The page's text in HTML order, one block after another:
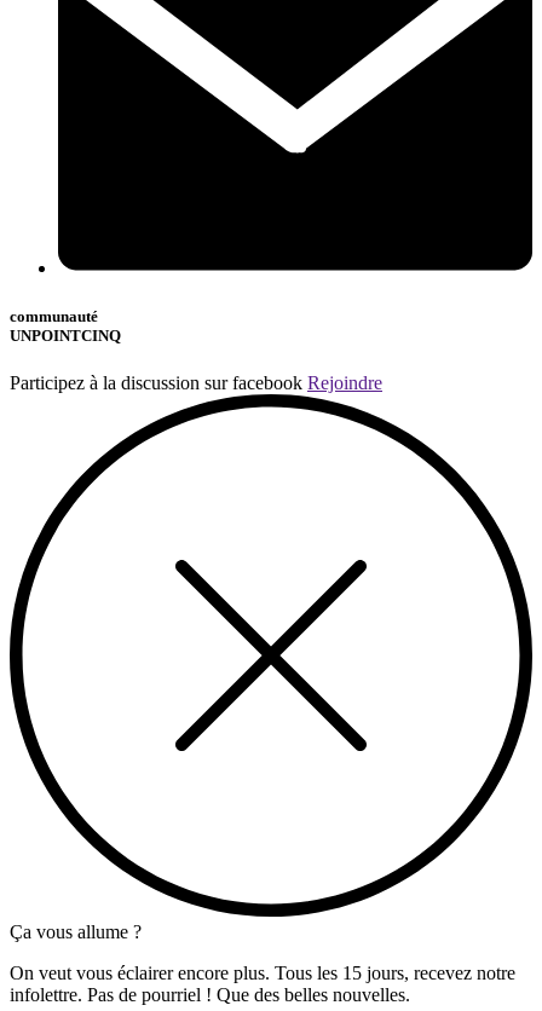
communauté
UNPOINTCINQ
Participez à la discussion sur facebook Rejoindre
Ça vous allume ?
On veut vous éclairer encore plus. Tous les 15 jours, recevez notre
infolettre. Pas de pourriel ! Que des belles nouvelles.